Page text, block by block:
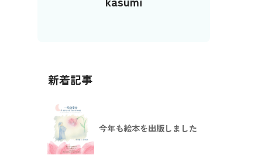
新着記事
今年も絵本を出版しました